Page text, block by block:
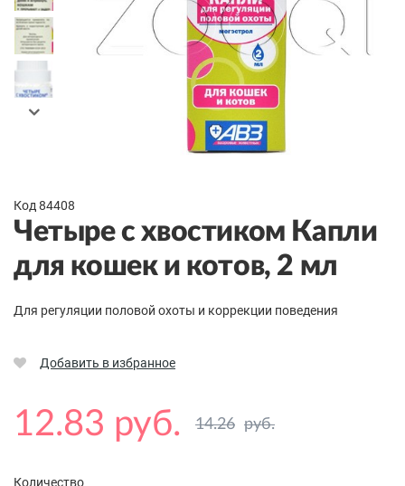
Код 84408
Четыре с хвостиком Капли
для кошек и котов, 2 мл
Для регуляции половой охоты и коррекции поведения
Добавить в избранное
12.83 руб. 14.26 руб.
Количество